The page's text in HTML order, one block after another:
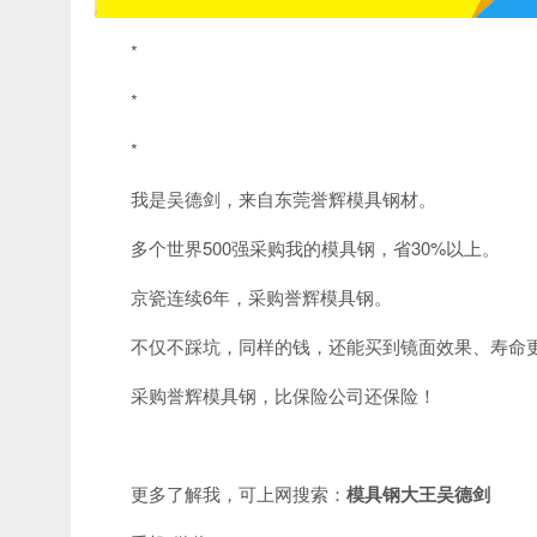
*
*
*
我是吴德剑，来自东莞誉辉模具钢材。
多个世界500强采购我的模具钢，省30%以上。
京瓷连续6年，采购誉辉模具钢。
不仅不踩坑，同样的钱，还能买到镜面效果、寿命
采购誉辉模具钢，比保险公司还保险！
更多了解我，可上网搜索： 模具钢大王吴德剑